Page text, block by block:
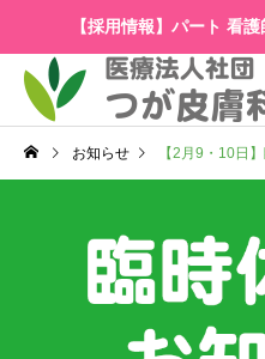
【採用情報】パート 看
お知らせ 【2月9・10日